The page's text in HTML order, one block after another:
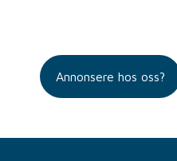
Annonsere hos oss?